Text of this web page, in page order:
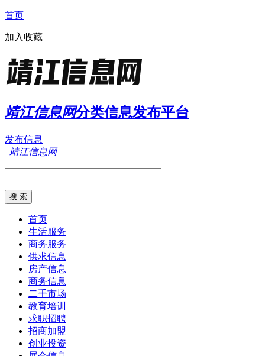
首页
加入收藏
靖江信息网分类信息发布平台
发布信息
靖江信息网
首页
生活服务
商务服务
供求信息
房产信息
商务信息
二手市场
教育培训
求职招聘
招商加盟
创业投资